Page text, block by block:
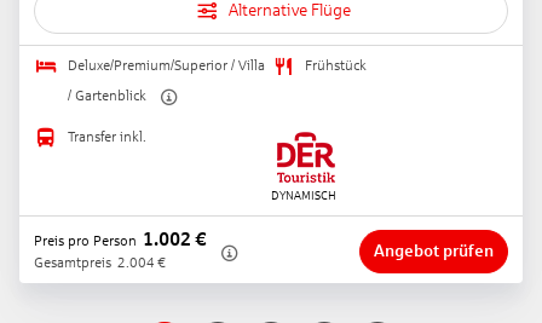
Alternative Flüge
Deluxe/Premium/Superior / Villa
/ Gartenblick
Frühstück
Transfer inkl.
Preis pro Person 1.002 €
Gesamtpreis 2.004 €
Angebot prüfen